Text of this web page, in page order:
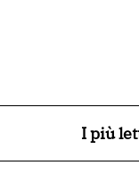
I più